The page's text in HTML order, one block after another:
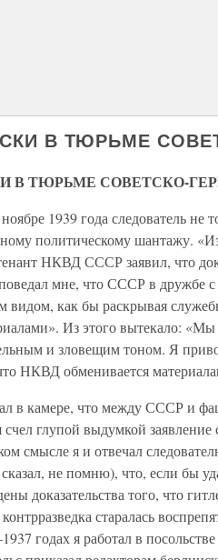
В ТЮРЬМЕ
В ТЮРЬМЕ СОВЕТСКО-
1939 года следователь не
политическому шантажу.
НКВД СССР заявил, что
мне, что СССР в дружбе
видом, как бы раскрывая
Из этого вытекало:
и зловещим тоном. Я
НКВД обменивается
в камере, что между СССР и
глупой выдумкой
смысле я и отвечал
не помню), что, если бы
доказательства того, что
старалась
годах я работал в